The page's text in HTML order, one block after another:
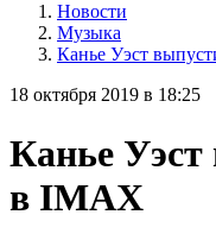
Новости
Музыка
Канье Уэст
18 октября 2019 в 18:25
Канье
в IMAX